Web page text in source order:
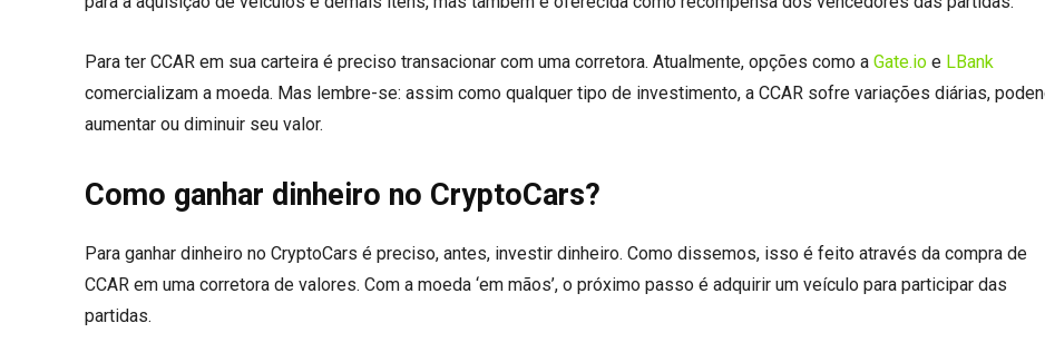
Para ter CCAR em sua carteira é preciso transacionar com uma corretora. Atualmente, opções como a Gate.io e LBank
comercializam a moeda. Mas lembre-se: assim como qualquer tipo de investimento, a CCAR sofre variações diárias,
aumentar ou diminuir seu valor.
Como ganhar dinheiro no CryptoCars?
Para ganhar dinheiro no CryptoCars é preciso, antes, investir dinheiro. Como dissemos, isso é feito através da compra de
CCAR em uma corretora de valores. Com a moeda ‘em mãos’, o próximo passo é adquirir um veículo para participar das
partidas.